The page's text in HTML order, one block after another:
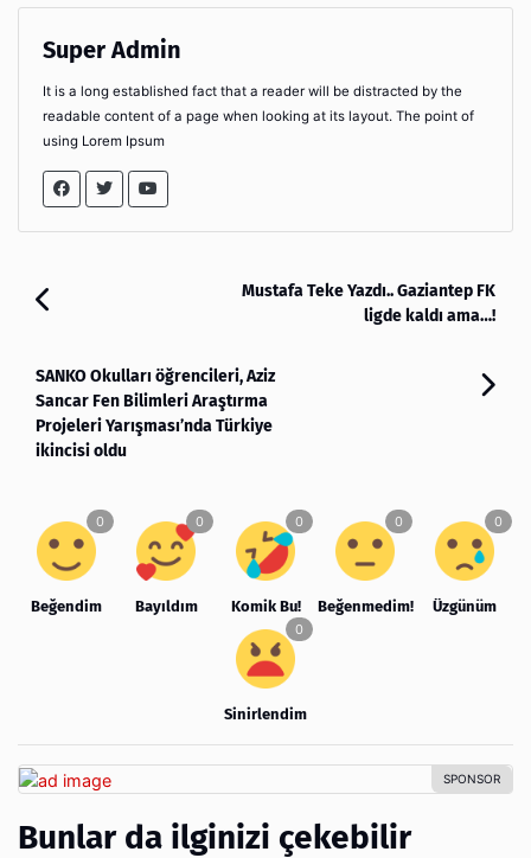
Super Admin
It is a long established fact that a reader will be distracted by the
readable content of a page when looking at its layout. The point of
using Lorem Ipsum
Mustafa Teke Yazdı.. Gaziantep FK
ligde kaldı ama…!
SANKO Okulları öğrencileri, Aziz
Sancar Fen Bilimleri Araştırma
Projeleri Yarışması’nda Türkiye
ikincisi oldu
Beğendim Bayıldım Komik Bu! Beğenmedim! Üzgünüm
Sinirlendim
Bunlar da ilginizi çekebilir